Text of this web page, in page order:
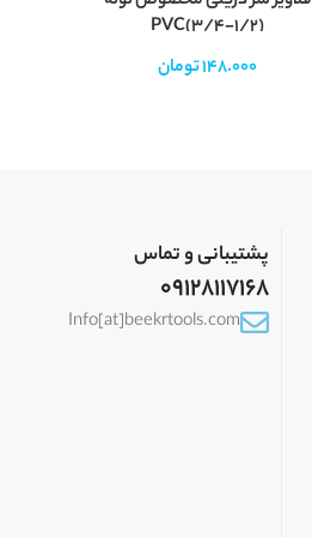
PVC(3/4-1/2)
148.000تومان
پشتیبانی و تماس
09128117168
Info[at]beekrtools.com